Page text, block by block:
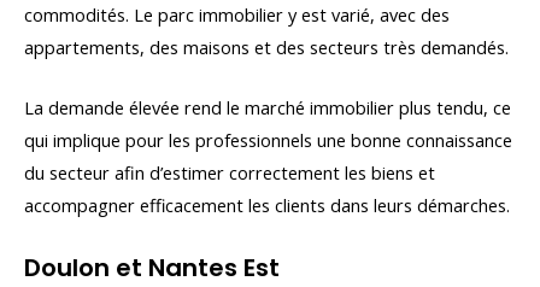
commodités. Le parc immobilier y est varié, avec des
appartements, des maisons et des secteurs très demandés.
La demande élevée rend le marché immobilier plus tendu, ce
qui implique pour les professionnels une bonne connaissance
du secteur afin d’estimer correctement les biens et
accompagner efficacement les clients dans leurs démarches.
Doulon et Nantes Est